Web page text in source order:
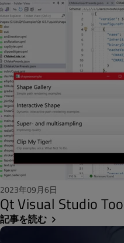
2023年09月6日
Qt Visual Studio
記事を読む